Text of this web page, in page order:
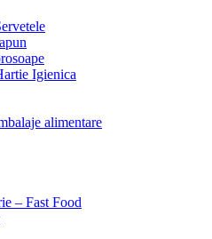
Igienica
alimentare
– Fast Food